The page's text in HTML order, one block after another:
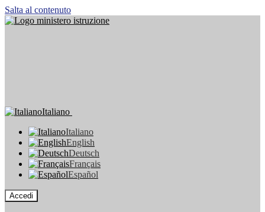
Salta al contenuto
Italiano
Italiano
English
Deutsch
Français
Español
Accedi